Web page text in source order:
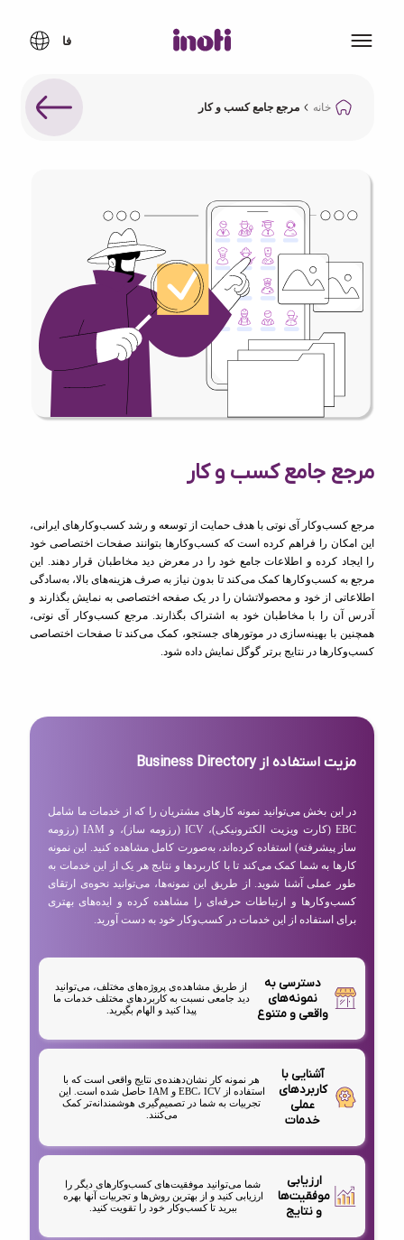
خانه مرجع جامع کسب و کار
مرجع جامع کسب و کار
مرجع کسب‌وکار آی نوتی با هدف حمایت از توسعه و رشد کسب‌وکارهای ایرانی،
این امکان را فراهم کرده است که کسب‌وکارها بتوانند صفحات اختصاصی خود
را ایجاد کرده و اطلاعات جامع خود را در معرض دید مخاطبان قرار دهند. این
مرجع به کسب‌وکارها کمک می‌کند تا بدون نیاز به صرف هزینه‌های بالا، به‌سادگی
اطلاعاتی از خود و محصولاتشان را در یک صفحه اختصاصی به نمایش بگذارند و
آدرس آن را با مخاطبان خود به اشتراک بگذارند. مرجع کسب‌وکار آی نوتی،
همچنین با بهینه‌سازی در موتورهای جستجو، کمک می‌کند تا صفحات اختصاصی
کسب‌وکارها در نتایج برتر گوگل نمایش داده شود.
مزیت استفاده از Business Directory
در این بخش می‌توانید نمونه کارهای مشتریان را که از خدمات ما شامل
EBC (کارت ویزیت الکترونیکی)، ICV (رزومه ساز)، و IAM (رزومه
ساز پیشرفته) استفاده کرده‌اند، به‌صورت کامل مشاهده کنید. این نمونه
کارها به شما کمک می‌کند تا با کاربردها و نتایج هر یک از این خدمات به
طور عملی آشنا شوید. از طریق این نمونه‌ها، می‌توانید نحوه‌ی ارتقای
کسب‌وکارها و ارتباطات حرفه‌ای را مشاهده کرده و ایده‌های بهتری
برای استفاده از این خدمات در کسب‌وکار خود به دست آورید.
دسترسی به
نمونه‌های
واقعی و متنوع
از طریق مشاهده‌ی پروژه‌های مختلف، می‌توانید
دید جامعی نسبت به کاربردهای مختلف خدمات ما
پیدا کنید و الهام بگیرید.
آشنایی با
کاربردهای
عملی
خدمات
هر نمونه کار نشان‌دهنده‌ی نتایج واقعی است که با
استفاده از EBC، ICV و IAM حاصل شده است. این
تجربیات به شما در تصمیم‌گیری هوشمندانه‌تر کمک
می‌کنند.
ارزیابی
موفقیت‌ها
و نتایج
شما می‌توانید موفقیت‌های کسب‌وکارهای دیگر را
ارزیابی کنید و از بهترین روش‌ها و تجربیات آنها بهره
ببرید تا کسب‌وکار خود را تقویت کنید.